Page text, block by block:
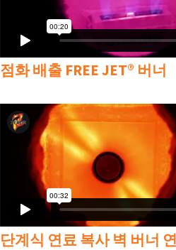
점화 배출 FREE JET® 버너
단계식 연료 복사 벽 버너